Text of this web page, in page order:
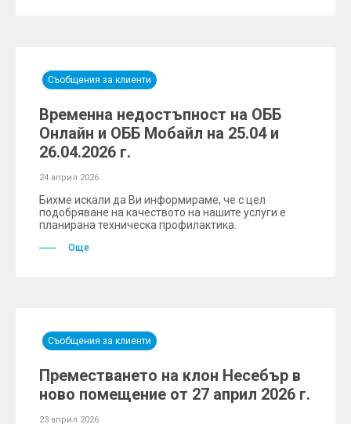
Съобщения за клиенти
Временна недостъпност на ОББ
Онлайн и ОББ Мобайл на 25.04 и
26.04.2026 г.
24 април 2026
Бихме искали да Ви информираме, че с цел
подобряване на качеството на нашите услуги е
планирана техническа профилактика.
Още
Съобщения за клиенти
Преместването на клон Несебър в
ново помещение от 27 април 2026 г.
23 април 2026